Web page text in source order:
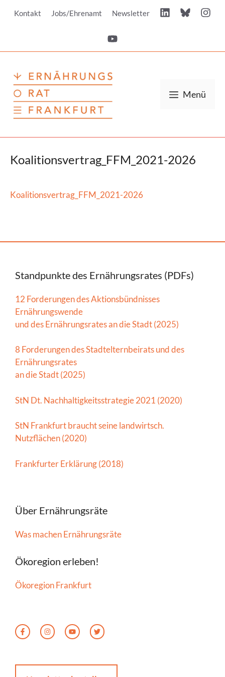
InhaltKontakt Jobs/Ehrenamt Newsletter
Menü
Koalitionsvertrag_FFM_2021-2026
Koalitionsvertrag_FFM_2021-2026
Standpunkte des Ernährungsrates (PDFs)
12 Forderungen des Aktionsbündnisses
Ernährungswende
und des Ernährungsrates an die Stadt (2025)
8 Forderungen des Stadtelternbeirats und des
Ernährungsrates
an die Stadt (2025)
StN Dt. Nachhaltigkeitsstrategie 2021 (2020)
StN Frankfurt braucht seine landwirtsch.
Nutzflächen (2020)
Frankfurter Erklärung (2018)
Über Ernährungsräte
Was machen Ernährungsräte
Ökoregion erleben!
Ökoregion Frankfurt